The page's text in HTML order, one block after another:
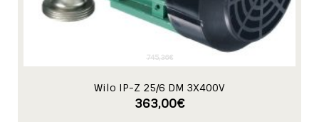
Wilo IP-Z 25/6 DM 3X400V
745,36€
363,00€